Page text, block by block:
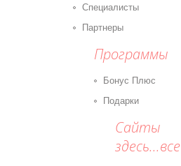
Специалисты
Партнеры
Программы
Бонус Плюс
Подарки
Сайты
здесь...все